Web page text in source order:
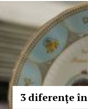
3 diferenţe